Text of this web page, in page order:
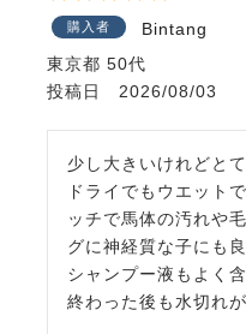
購入者
Bintang
東京都 50代
投稿日
2026/08/03
少し大きいけれどと
ドライでもウエット
ッチで馬体の汚れや
グに神経質な子にも
シャンプー液もよく
終わった後も水切れ